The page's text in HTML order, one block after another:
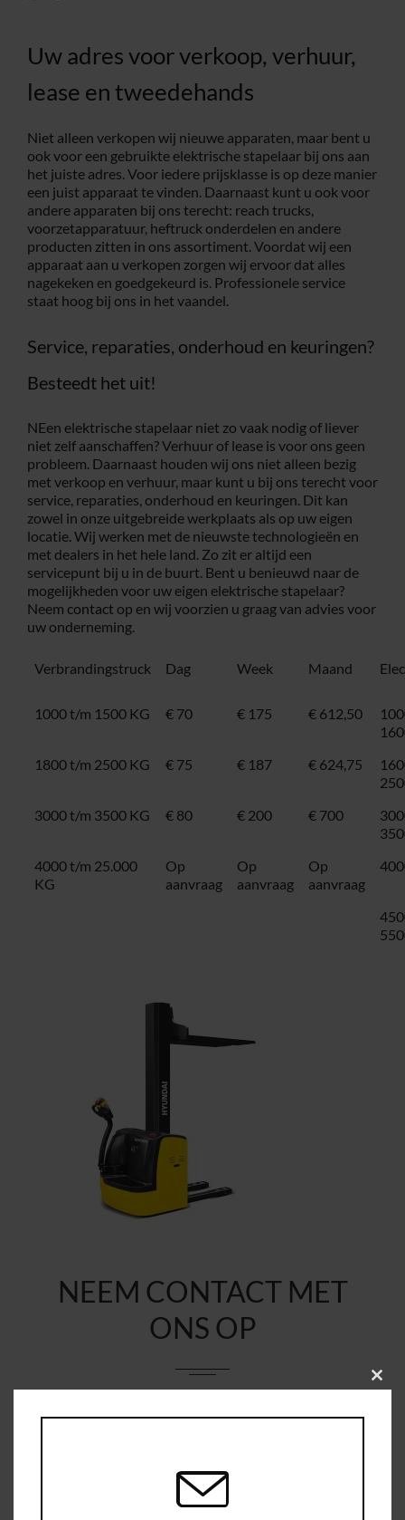
Uw adres voor verkoop, verhuur,
lease en tweedehands
Niet alleen verkopen wij nieuwe apparaten, maar bent u
ook voor een gebruikte elektrische stapelaar bij ons aan
het juiste adres. Voor iedere prijsklasse is op deze manier
een juist apparaat te vinden. Daarnaast kunt u ook voor
andere apparaten bij ons terecht: reach trucks,
voorzetapparatuur, heftruck onderdelen en andere
producten zitten in ons assortiment. Voordat wij een
apparaat aan u verkopen zorgen wij ervoor dat alles
nagekeken en goedgekeurd is. Professionele service
staat hoog bij ons in het vaandel.
Service, reparaties, onderhoud en keuringen?
Besteedt het uit!
NEen elektrische stapelaar niet zo vaak nodig of liever
niet zelf aanschaffen? Verhuur of lease is voor ons geen
probleem. Daarnaast houden wij ons niet alleen bezig
met verkoop en verhuur, maar kunt u bij ons terecht voor
service, reparaties, onderhoud en keuringen. Dit kan
zowel in onze uitgebreide werkplaats als op uw eigen
locatie. Wij werken met de nieuwste technologieën en
met dealers in het hele land. Zo zit er altijd een
servicepunt bij u in de buurt. Bent u benieuwd naar de
mogelijkheden voor uw eigen elektrische stapelaar?
Neem contact op en wij voorzien u graag van advies voor
uw onderneming.
Verbrandingstruck Dag Week Maand
1000 t/m 1500 KG € 70 € 175 € 612,50
1800 t/m 2500 KG
€ 75 € 187 € 624,75
3000 t/m 3500 KG
€ 80 € 200 € 700
4000 t/m 25.000
KG
Op
aanvraag
Op
aanvraag
Op
aanvraag
NEEM CONTACT MET
ONS OP